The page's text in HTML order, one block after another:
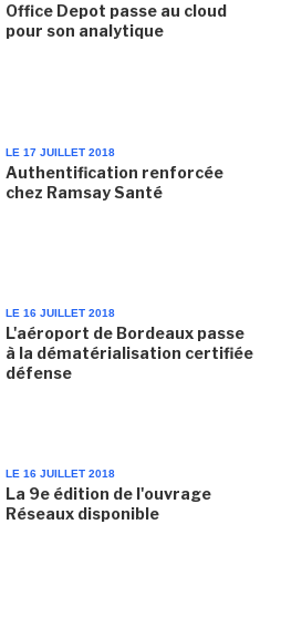
Office Depot passe au cloud
pour son analytique
LE 17 JUILLET 2018
Authentification renforcée
chez Ramsay Santé
LE 16 JUILLET 2018
L'aéroport de Bordeaux passe
à la dématérialisation certifiée
défense
LE 16 JUILLET 2018
La 9e édition de l'ouvrage
Réseaux disponible